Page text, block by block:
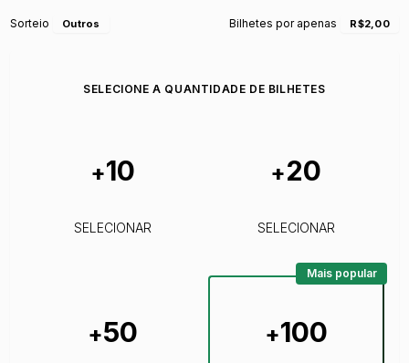
Sorteio Outros Bilhetes por apenas R$2,00
SELECIONE A QUANTIDADE DE BILHETES
+10
SELECIONAR
+20
SELECIONAR
+50 +100
Mais popular